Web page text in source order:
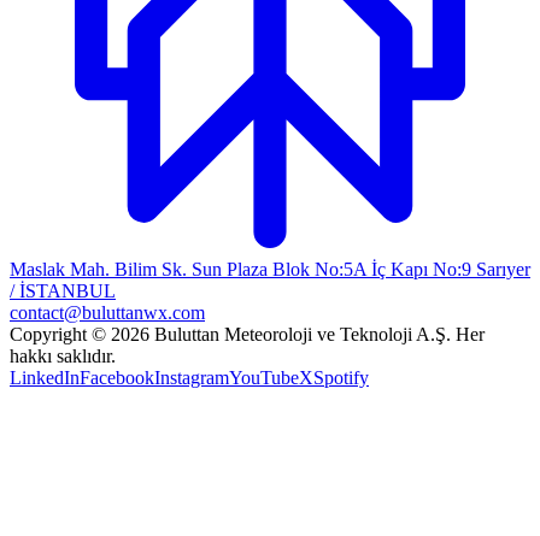
Maslak Mah. Bilim Sk. Sun Plaza Blok No:5A İç Kapı No:9 Sarıyer
/ İSTANBUL
contact@buluttanwx.com
Copyright © 2026 Buluttan Meteoroloji ve Teknoloji A.Ş. Her
hakkı saklıdır.
LinkedInFacebookInstagramYouTubeXSpotify